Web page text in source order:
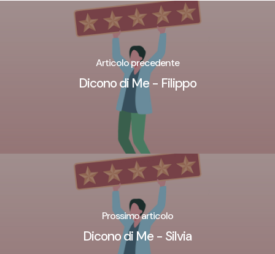
Articolo precedente
Dicono di Me - Filippo
Prossimo articolo
Dicono di Me - Silvia